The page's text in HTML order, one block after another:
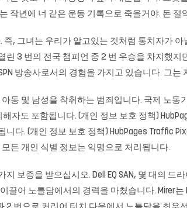
작년에 너 같은 운동 기록으로 죽을거야. 돈
, 그녀는 우리가 알고있는 것처럼 통치자가
3 번의 전국 챔피언 중 2 번 우승을 차지했
방송사로서의 경험을 가지고 있습니다. 그
동 및 남성을 착취하는 범죄입니다. 국제 노동
자도 포함됩니다. (개인 정보 보호 정책)
다. (개인 정보 보호 정책) HubPages Traffic
든 개인 식별 정보는 익명으로 처리됩니다.
보증을 받으십시오. Dell EQ SAN, 몇 대의
끌어 노틀담에서의 경력을 마쳤습니다. Mirer